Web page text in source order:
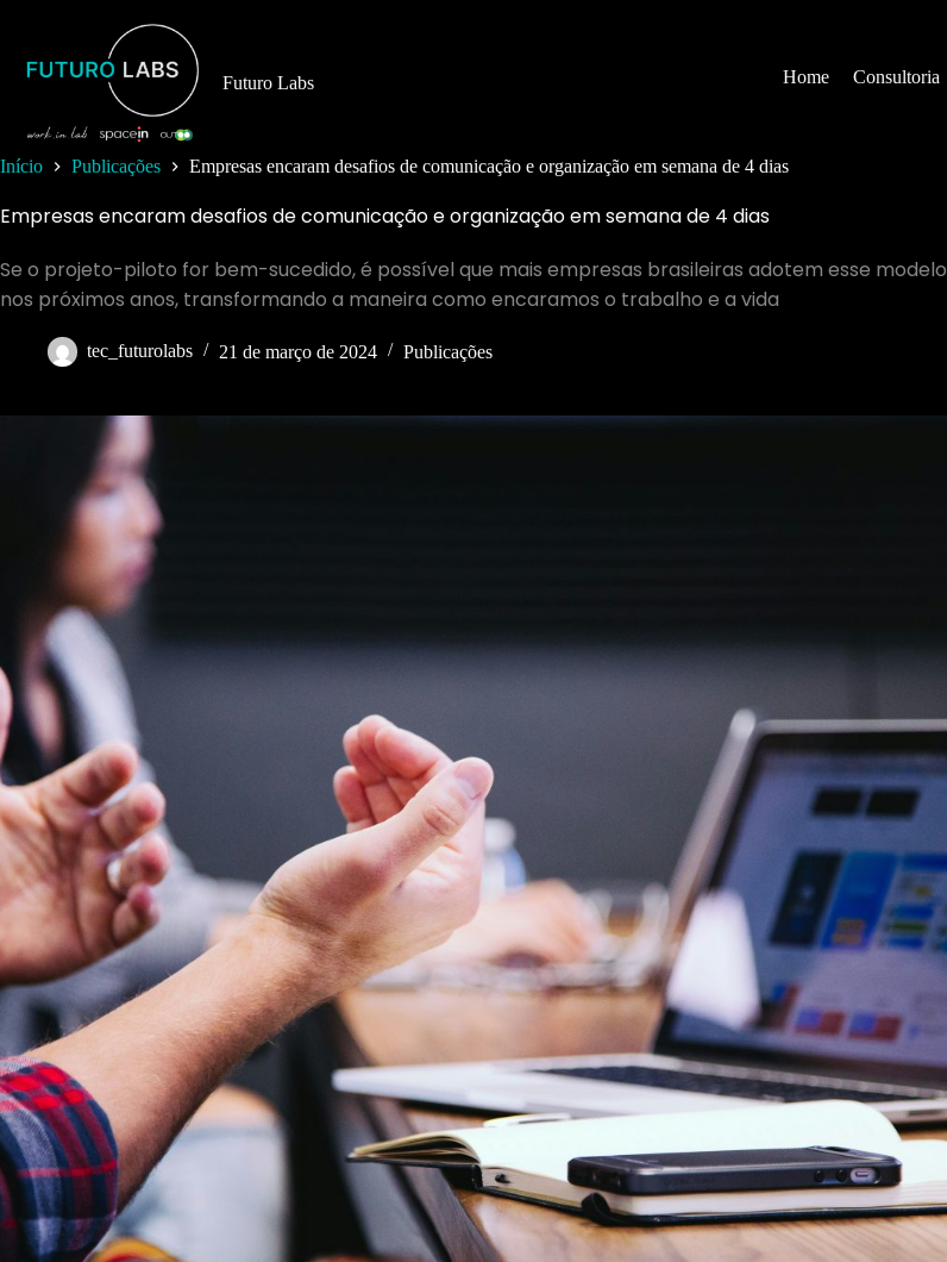
conteúdo
Futuro Labs Home Consultoria
Início Publicações Empresas encaram desafios de comunicação e organização em semana de 4 dias
Empresas encaram desafios de comunicação e organização em semana de 4 dias
Se o projeto-piloto for bem-sucedido, é possível que mais empresas brasileiras adotem esse modelo
nos próximos anos, transformando a maneira como encaramos o trabalho e a vida
tec_futurolabs 21 de março de 2024 Publicações